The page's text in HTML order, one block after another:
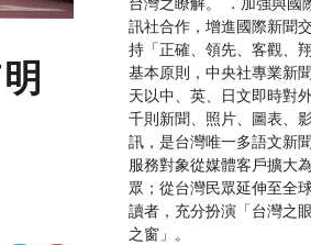
訊社合作，增進國際新聞
持「正確、領先、客觀、
基本原則，中央社專業新
天以中、英、日文即時對
千則新聞、照片、圖表、
訊，是台灣唯一多語文新
服務對象從媒體客戶擴大
眾；從台灣民眾延伸至全
讀者，充分扮演「台灣之
之窗」。